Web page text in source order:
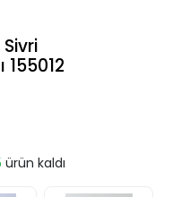
ürün kaldı